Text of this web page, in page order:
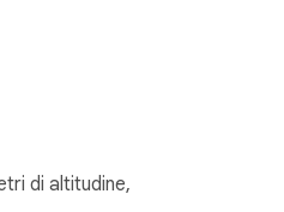
di altitudine,